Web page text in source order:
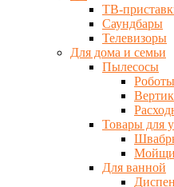
ТВ-
Саундбары
Телевизоры
Для дома и семьи
Пылесосы
Товары для
Для ванной